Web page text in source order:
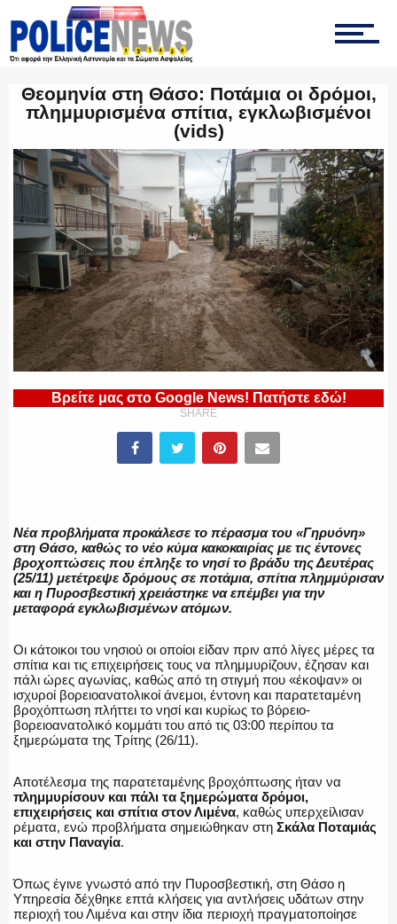
ΟΠΚΕ
ΟΜΑΔΑ “Ζ”
ΕΚΑΜ
ΥΑΤ/ΥΜΕΤ
ΕΛΛΗΝΙΚΗ ΑΣΤΥΝΟΜΙΑ
ΠΥΡΟΣΒΕΣΤΙΚΗ
ΕΝΟΠΛΕΣ ΔΥΝΑΜΕΙΣ
ΕΚΑΒ
ΑΣΤΥΝΟΜΙΚΟ ΡΕΠΟΡΤΑΖ
Θεομηνία στη Θάσο: Ποτάμια οι δρόμοι,
πλημμυρισμένα σπίτια, εγκλωβισμένοι
(vids)
Βρείτε μας στο Google News! Πατήστε εδώ!
SHARE
Νέα προβλήματα προκάλεσε το πέρασμα του «Γηρυόνη»
στη Θάσο, καθώς το νέο κύμα κακοκαιρίας με τις έντονες
βροχοπτώσεις που έπληξε το νησί το βράδυ της Δευτέρας
(25/11) μετέτρεψε δρόμους σε ποτάμια, σπίτια πλημμύρισαν
και η Πυροσβεστική χρειάστηκε να επέμβει για την
μεταφορά εγκλωβισμένων ατόμων.
Οι κάτοικοι του νησιού οι οποίοι είδαν πριν από λίγες μέρες τα
σπίτια και τις επιχειρήσεις τους να πλημμυρίζουν, έζησαν και
πάλι ώρες αγωνίας, καθώς από τη στιγμή που «έκοψαν» οι
ισχυροί βορειοανατολικοί άνεμοι, έντονη και παρατεταμένη
βροχόπτωση πλήττει το νησί και κυρίως το βόρειο-
βορειοανατολικό κομμάτι του από τις 03:00 περίπου τα
ξημερώματα της Τρίτης (26/11).
Αποτέλεσμα της παρατεταμένης βροχόπτωσης ήταν να
πλημμυρίσουν και πάλι τα ξημερώματα δρόμοι,
επιχειρήσεις και σπίτια στον Λιμένα, καθώς υπερχείλισαν
ρέματα, ενώ προβλήματα σημειώθηκαν στη Σκάλα Ποταμιάς
και στην Παναγία.
Όπως έγινε γνωστό από την Πυροσβεστική, στη Θάσο η
Υπηρεσία δέχθηκε επτά κλήσεις για αντλήσεις υδάτων στην
περιοχή του Λιμένα και στην ίδια περιοχή πραγματοποίησε